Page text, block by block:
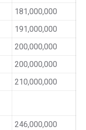
181,000,000
191,000,000
200,000,000
200,000,000
210,000,000
246,000,000